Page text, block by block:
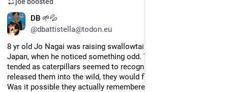
DB 🌱💦
@dbattistella@todon.eu
8 yr old Jo Nagai was raising swallowtail butterflies in Kobe,
Japan, when he noticed something odd. The butterflies he had
tended as caterpillars seemed to recognize him. When he
released them into the wild, they would fly right back to him.
Was it possible they actually remembered him?